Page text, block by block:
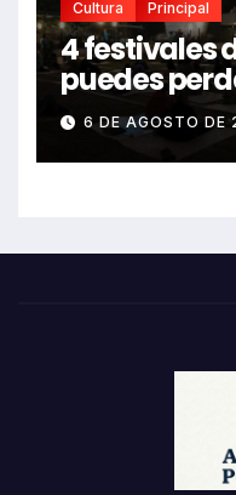
Cultura Principal
4 festivales
puedes
2026
6 DE AGOSTO DE